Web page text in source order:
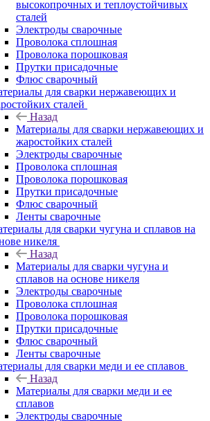
высокопрочных и теплоустойчивых
сталей
Электроды сварочные
Проволока сплошная
Проволока порошковая
Прутки присадочные
Флюс сварочный
для сварки нержавеющих и
сталей
Назад
Материалы для сварки нержавеющих и
жаростойких сталей
Электроды сварочные
Проволока сплошная
Проволока порошковая
Прутки присадочные
Флюс сварочный
Ленты сварочные
для сварки чугуна и сплавов на
никеля
Назад
Материалы для сварки чугуна и
сплавов на основе никеля
Электроды сварочные
Проволока сплошная
Проволока порошковая
Прутки присадочные
Флюс сварочный
Ленты сварочные
для сварки меди и ее сплавов
Назад
Материалы для сварки меди и ее
сплавов
Электроды сварочные